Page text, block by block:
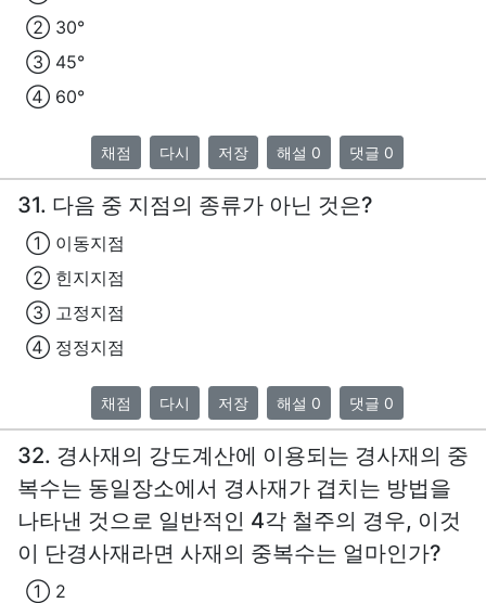
② 30°
③ 45°
④ 60°
채점 다시 저장 해설 0 댓글 0
31. 다음 중 지점의 종류가 아닌 것은?
① 이동지점
② 힌지지점
③ 고정지점
④ 정정지점
채점 다시 저장 해설 0 댓글 0
32. 경사재의 강도계산에 이용되는 경사재의 중
복수는 동일장소에서 경사재가 겹치는 방법을
나타낸 것으로 일반적인 4각 철주의 경우, 이것
이 단경사재라면 사재의 중복수는 얼마인가?
① 2